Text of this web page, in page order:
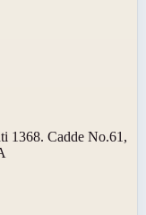
1368. Cadde No.61,